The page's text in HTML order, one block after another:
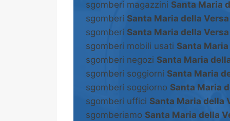
sgomberi magazzini Santa Maria
sgomberi Santa Maria della Versa
sgomberi Santa Maria della Versa
sgomberi mobili usati Santa
sgomberi negozi Santa Maria
sgomberi soggiorni Santa Maria
sgomberi soggiorno Santa Maria
sgomberi uffici Santa Maria della
sgomberiamo Santa Maria della